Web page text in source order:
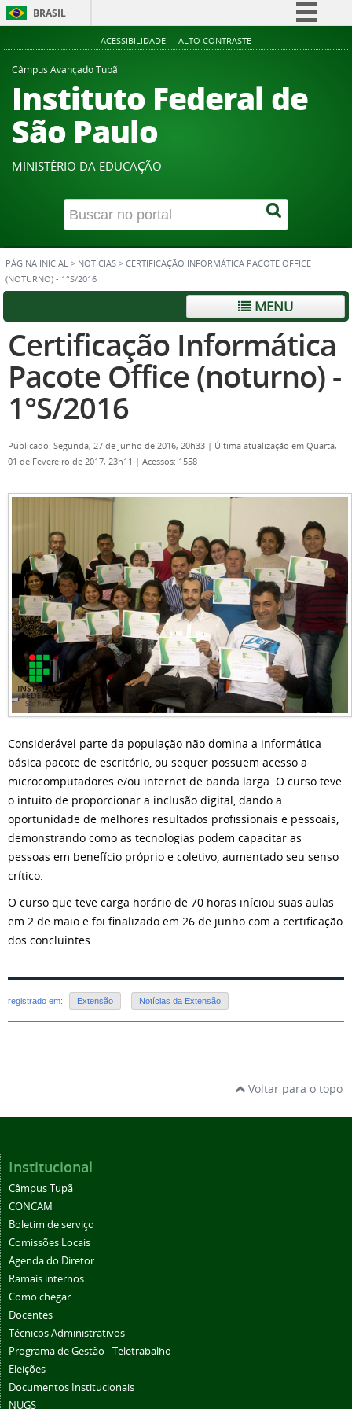
BRASIL
Simplifique!
Participe
Acesso à informação
ACESSIBILIDADE ALTO CONTRASTE
Câmpus Avançado Tupã
Instituto Federal de
São Paulo
MINISTÉRIO DA EDUCAÇÃO
PÁGINA INICIAL > NOTÍCIAS > CERTIFICAÇÃO INFORMÁTICA PACOTE OFFICE
(NOTURNO) - 1°S/2016
MENU
Certificação Informática
Pacote Office (noturno) -
1°S/2016
Publicado: Segunda, 27 de Junho de 2016, 20h33 | Última atualização em Quarta,
01 de Fevereiro de 2017, 23h11 | Acessos: 1558
Considerável parte da população não domina a informática
básica pacote de escritório, ou sequer possuem acesso a
microcomputadores e/ou internet de banda larga. O curso teve
o intuito de proporcionar a inclusão digital, dando a
oportunidade de melhores resultados profissionais e pessoais,
demonstrando como as tecnologias podem capacitar as
pessoas em benefício próprio e coletivo, aumentado seu senso
crítico.
O curso que teve carga horário de 70 horas iníciou suas aulas
em 2 de maio e foi finalizado em 26 de junho com a certificação
dos concluintes.
registrado em: Extensão Notícias da Extensão
Voltar para o topo
Institucional
Câmpus Tupã
CONCAM
Boletim de serviço
Comissões Locais
Agenda do Diretor
Ramais internos
Como chegar
Docentes
Técnicos Administrativos
Programa de Gestão - Teletrabalho
Eleições
Documentos Institucionais
NUGS